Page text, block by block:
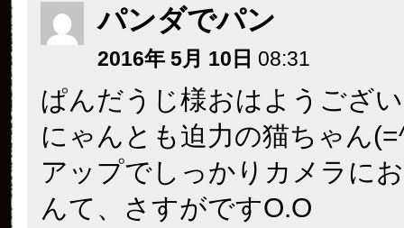
パンダでパン
2016年 5月 10日 08:31
ぱんだうじ様おはようござ
にゃんとも迫力の猫ちゃん
アップでしっかりカメラに
んて、さすがですO.O